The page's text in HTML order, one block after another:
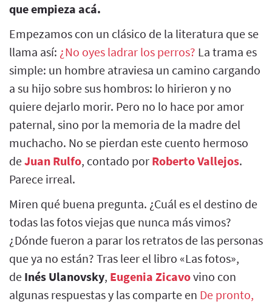
que empieza acá.
Empezamos con un clásico de la literatura que se
llama así: ¿No oyes ladrar los perros? La trama es
simple: un hombre atraviesa un camino cargando
a su hijo sobre sus hombros: lo hirieron y no
quiere dejarlo morir. Pero no lo hace por amor
paternal, sino por la memoria de la madre del
muchacho. No se pierdan este cuento hermoso
deJuan Rulfo, contado por Roberto Vallejos.
Parece irreal.
Miren qué buena pregunta. ¿Cuál es el destino de
todas las fotos viejas que nunca más vimos?
¿Dónde fueron a parar los retratos de las personas
que ya no están? Tras leer el libro «Las fotos»,
de Inés Ulanovsky, Eugenia Zicavovino con
algunas respuestas y las comparte en De pronto,